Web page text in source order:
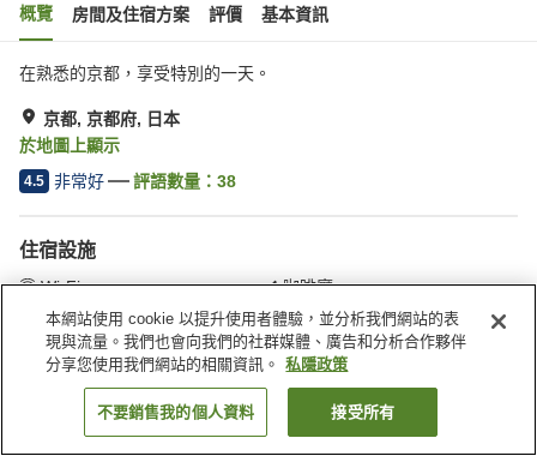
概覽 房間及住宿方案 評價 基本資訊
在熟悉的京都，享受特別的一天。
京都, 京都府, 日本
於地圖上顯示
4.5 非常好 評語數量： 38
住宿設施
Wi-Fi
咖啡廳
全幢禁煙
指定吸煙區
主頁 日本 京都府 京都 KeFU 住宿與休息旅館
找客房
本網站使用 cookie 以提升使用者體驗，並分析我們網站的表
現與流量。我們也會向我們的社群媒體、廣告和分析合作夥伴
分享您使用我們網站的相關資訊。
私隱政策
不要銷售我的個人資料 接受所有